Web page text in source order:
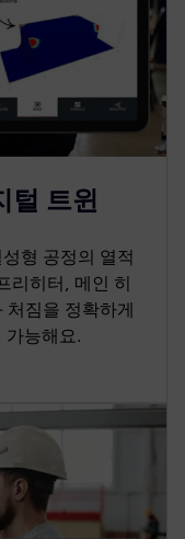
털 트윈
형 공정의 열적
리히터, 메인 히
처짐을 정확하게
가능해요.